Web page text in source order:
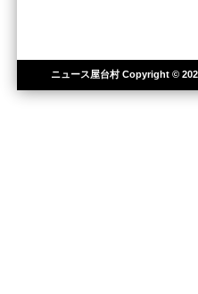
ニュース屋台村Copyright ©